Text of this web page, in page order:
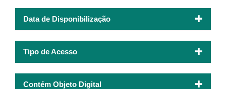
Data de Disponibilização
Tipo de Acesso
Contém Objeto Digital